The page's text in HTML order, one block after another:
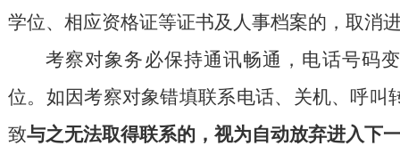
学位、相应资格证等证书及人事档案的，取消
考察对象务必保持通讯畅通，电话号码
位。如因考察对象错填联系电话、关机、呼叫
致与之无法取得联系的，视为自动放弃进入下